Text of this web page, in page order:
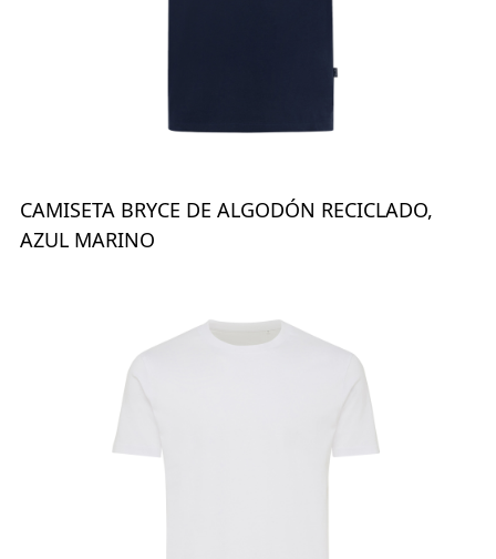
CAMISETA BRYCE DE ALGODÓN RECICLADO,
AZUL MARINO